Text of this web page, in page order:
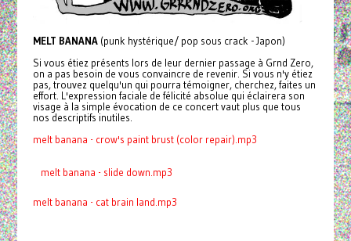
MELT BANANA (punk hystérique/ pop sous crack - Japon)
Si vous étiez présents lors de leur dernier passage à Grnd Zero,
on a pas besoin de vous convaincre de revenir. Si vous n'y étiez
pas, trouvez quelqu'un qui pourra témoigner, cherchez, faites un
effort. L'expression faciale de félicité absolue qui éclairera son
visage à la simple évocation de ce concert vaut plus que tous
nos descriptifs inutiles.
melt banana - crow's paint brust (color repair).mp3
melt banana - slide down.mp3
melt banana - cat brain land.mp3